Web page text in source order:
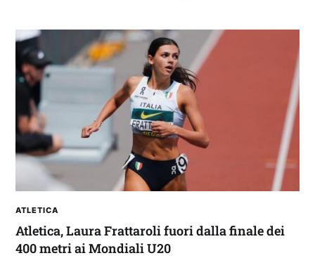
ATLETICA
Atletica, Laura Frattaroli fuori dalla finale dei
400 metri ai Mondiali U20